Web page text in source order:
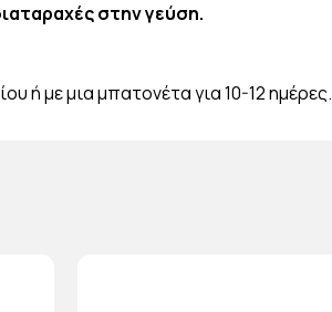
στην γεύση.
ή με μια μπατονέτα για 10-12 ημέρες.